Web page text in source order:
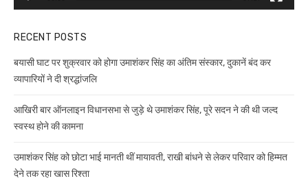
RECENT POSTS
बयासी घाट पर शुक्रवार को होगा उमाशंकर सिंह का अंतिम संस्कार, दुकानें बंद कर
व्यापारियों ने दी श्रद्धांजलि
आखिरी बार ऑनलाइन विधानसभा से जुड़े थे उमाशंकर सिंह, पूरे सदन ने की थी जल्द
स्वस्थ होने की कामना
उमाशंकर सिंह को छोटा भाई मानती थीं मायावती, राखी बांधने से लेकर परिवार को हिम्मत
देने तक रहा खास रिश्ता